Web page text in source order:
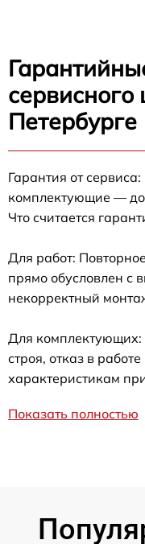
сервисного
Петербурге
Гарантия от
комплектующие — до
Что считается
Для работ:
прямо обусловлен с
некорректный
Для
строя, отказ в
характеристикам
Показать полностью